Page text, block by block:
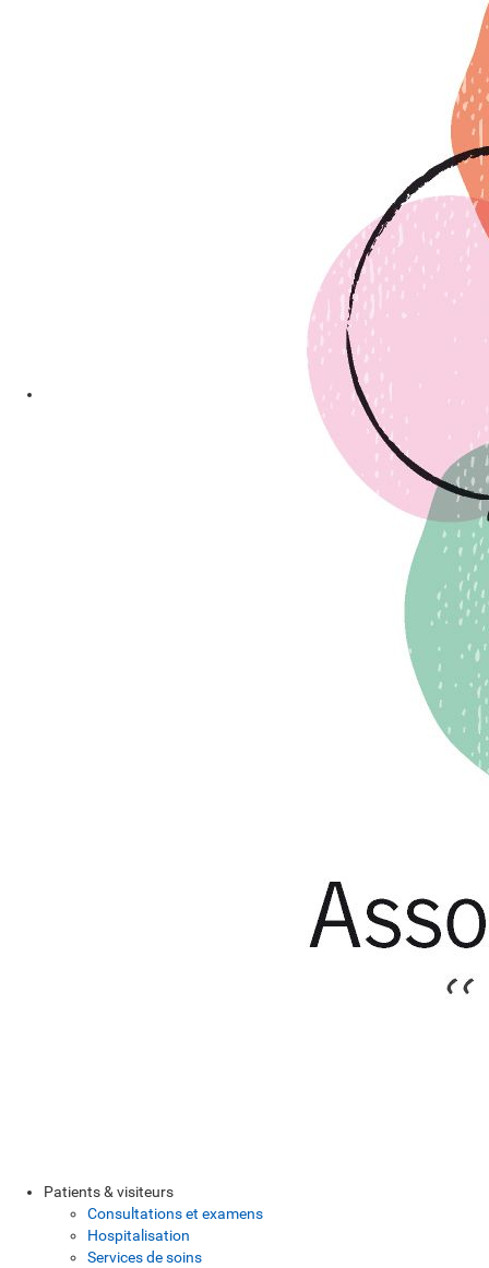
Patients & visiteurs
Consultations et examens
Hospitalisation
Services de soins